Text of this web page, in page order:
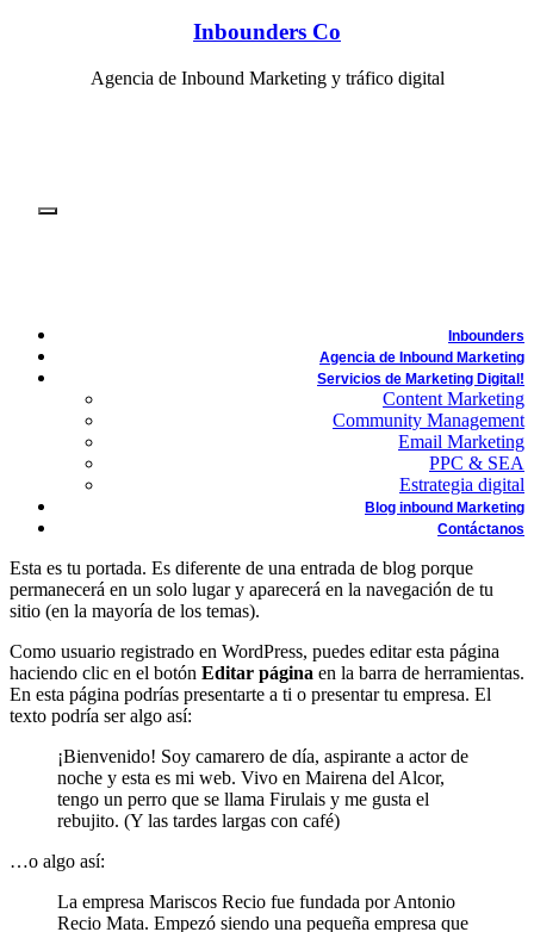
Inbounders Co
Agencia de Inbound Marketing y tráfico digital
Inbounders
Agencia de Inbound Marketing
Servicios de Marketing Digital!
Content Marketing
Community Management
Email Marketing
PPC & SEA
Estrategia digital
Blog inbound Marketing
Contáctanos
Esta es tu portada. Es diferente de una entrada de blog porque
permanecerá en un solo lugar y aparecerá en la navegación de tu
sitio (en la mayoría de los temas).
Como usuario registrado en WordPress, puedes editar esta página
haciendo clic en el botón Editar página en la barra de herramientas.
En esta página podrías presentarte a ti o presentar tu empresa. El
texto podría ser algo así:
¡Bienvenido! Soy camarero de día, aspirante a actor de
noche y esta es mi web. Vivo en Mairena del Alcor,
tengo un perro que se llama Firulais y me gusta el
rebujito. (Y las tardes largas con café)
…o algo así:
La empresa Mariscos Recio fue fundada por Antonio
Recio Mata. Empezó siendo una pequeña empresa que